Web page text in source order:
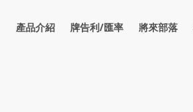
產品介紹 牌告利/匯率 將來部落